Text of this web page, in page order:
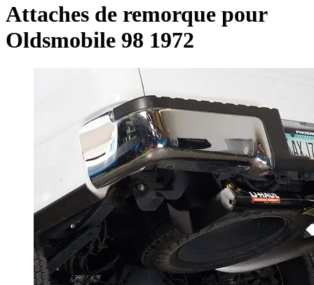
Attaches de remorque pour
Oldsmobile 98 1972